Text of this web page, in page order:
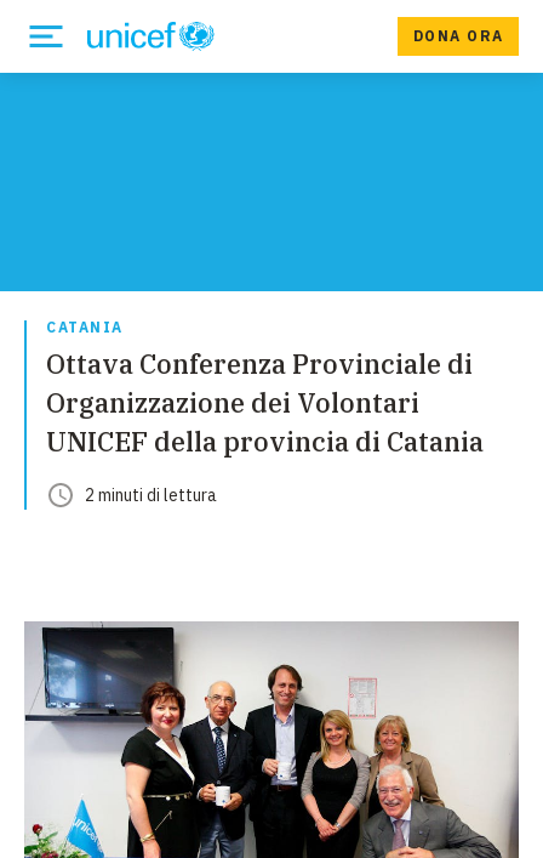
DONA ORA
CATANIA
Ottava Conferenza Provinciale di
Organizzazione dei Volontari
UNICEF della provincia di Catania
2 minuti di lettura